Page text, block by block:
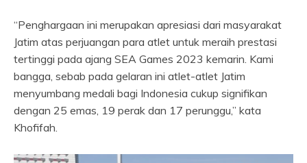
“Penghargaan ini merupakan apresiasi dari masyarakat
Jatim atas perjuangan para atlet untuk meraih prestasi
tertinggi pada ajang SEA Games 2023 kemarin. Kami
bangga, sebab pada gelaran ini atlet-atlet Jatim
menyumbang medali bagi Indonesia cukup signifikan
dengan 25 emas, 19 perak dan 17 perunggu,” kata
Khofifah.